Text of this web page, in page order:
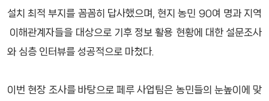
설치 최적 부지를 꼼꼼히 답사했으며, 현지 농민 90여 명과 지역
이해관계자들을 대상으로 기후 정보 활용 현황에 대한 설문조사
와 심층 인터뷰를 성공적으로 마쳤다.
이번 현장 조사를 바탕으로 페루 사업팀은 농민들의 눈높이에 맞